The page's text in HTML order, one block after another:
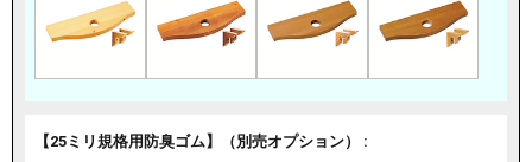
【25ミリ規格用防臭ゴム】（別売オプション） :